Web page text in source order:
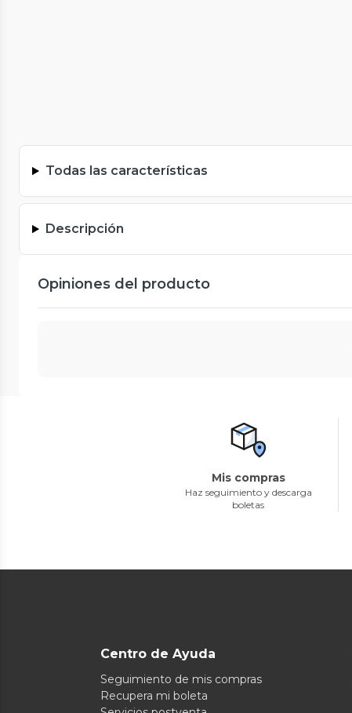
Todas las características
Descripción
Opiniones del producto
Mis compras
Haz seguimiento y descarga
boletas
Centro de Ayuda
Seguimiento de mis compras
Recupera mi boleta